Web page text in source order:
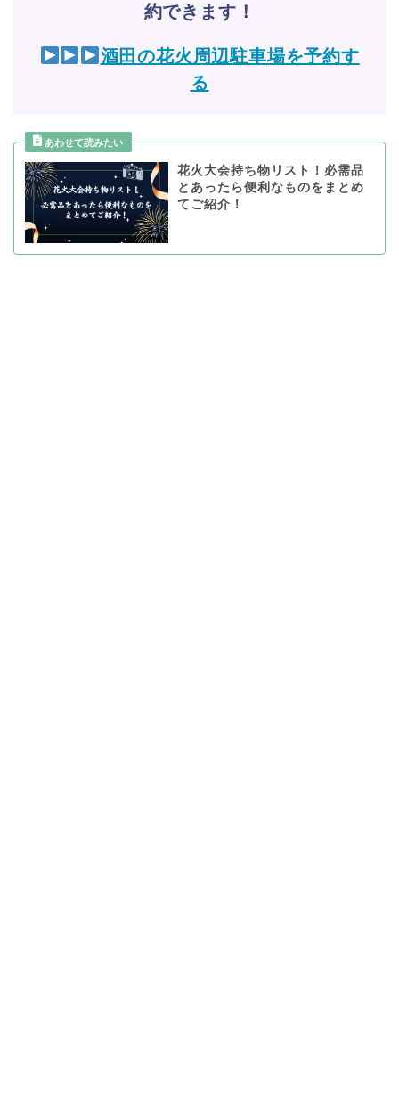
約できます！
酒田の花火周辺駐車場を予約す
る
花火大会持ち物リスト！必需品
とあったら便利なものをまとめ
てご紹介！